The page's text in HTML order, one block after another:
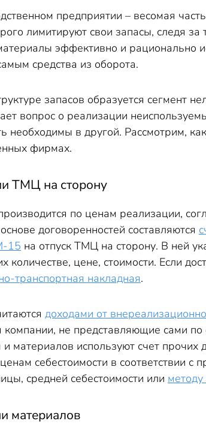
предприятии – весомая
лимитируют свои запасы, следя
эффективно и рационально
средства из оборота.
запасов образуется сегмент
вопрос о реализации
необходимы в другой. Рассмотрим,
фирмах.
ТМЦ на сторону
по ценам реализации,
договоренностей составляются
15 на отпуск ТМЦ на сторону. В ней
количестве, цене, стоимости. Если
транспортная накладная.
доходами от
не представляющие сами
материалов используют счет прочих
себестоимости в соответствии с
средней себестоимости или
материалов